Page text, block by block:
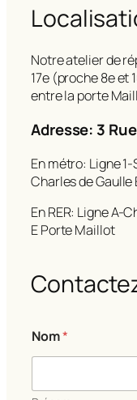
Notre atelier de
17e (proche 8e et
entre la porte
Adresse: 3
En métro: Ligne
Charles de Gaulle
En RER: Ligne A-
E Porte Maillot
Nom*